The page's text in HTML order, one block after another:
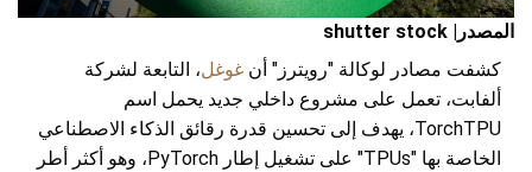
المصدر| shutter stock
كشفت مصادر لوكالة "رويترز" أن غوغل، التابعة لشركة
ألفابت، تعمل على مشروع داخلي جديد يحمل اسم
TorchTPU، يهدف إلى تحسين قدرة رقائق الذكاء الاصطناعي
الخاصة بها "TPUs" على تشغيل إطار PyTorch، وهو أكثر أطر